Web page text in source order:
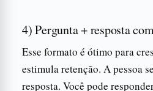
4) Pergunta + resposta
Esse formato é ótimo para
estimula retenção. A pessoa
resposta. Você pode